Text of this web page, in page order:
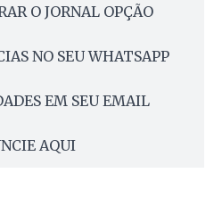
O JORNAL OPÇÃO
NO SEU WHATSAPP
EM SEU EMAIL
AQUI